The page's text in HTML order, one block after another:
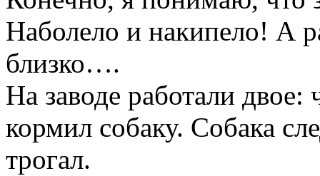
Наболело и накипело! А
близко….
На заводе работали двое:
кормил собаку. Собака
трогал.